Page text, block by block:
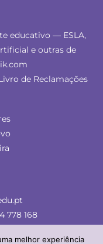
educativo — ESLA,
e outras de
de Reclamações
778 168
melhor experiência